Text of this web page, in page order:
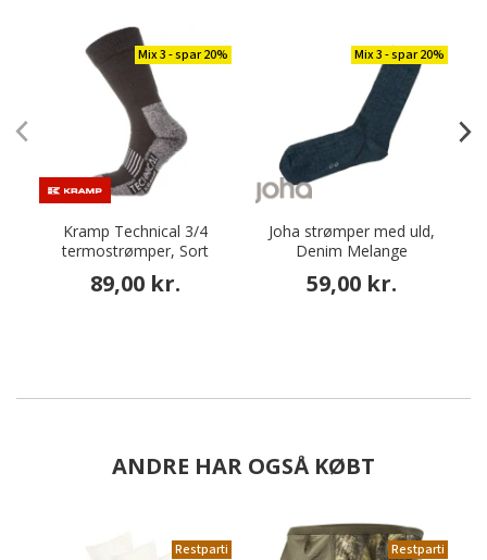
Mix 3 - spar 20%
Kramp Technical 3/4
termostrømper, Sort
89,00 kr.
Mix 3 - spar 20%
Joha strømper med uld,
Denim Melange
59,00 kr.
ANDRE HAR OGSÅ KØBT
Restparti
Restparti